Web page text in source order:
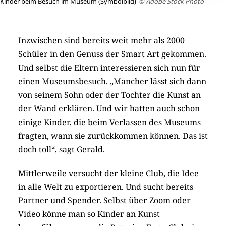
Inzwischen sind bereits weit mehr als 2000
Schüler in den Genuss der Smart Art gekommen.
Und selbst die Eltern interessieren sich nun für
einen Museumsbesuch. „Mancher lässt sich dann
von seinem Sohn oder der Tochter die Kunst an
der Wand erklären. Und wir hatten auch schon
einige Kinder, die beim Verlassen des Museums
fragten, wann sie zurückkommen können. Das ist
doch toll“, sagt Gerald.
Mittlerweile versucht der kleine Club, die Idee
in alle Welt zu exportieren. Und sucht bereits
Partner und Spender. Selbst über Zoom oder
Video könne man so Kinder an Kunst